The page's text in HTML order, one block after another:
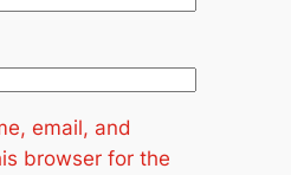
email, and
browser for the